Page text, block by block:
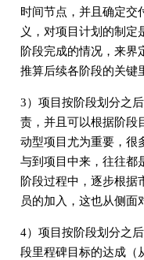
时间节点，并且确定交
义，对项目计划的制定
阶段完成的情况，来界
推算后续各阶段的关键
3）项目按阶段划分之
责，并且可以根据阶段
动型项目尤为重要，很
与到项目中来，往往都
阶段过程中，逐步根据
员的加入，这也从侧面
4）项目按阶段划分之
段里程碑目标的达成（